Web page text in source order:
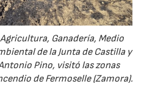
Ganadería, Medio
de la Junta de Castilla y
Pino, visitó las zonas
de Fermoselle (Zamora).